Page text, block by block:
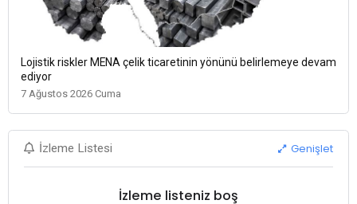
Lojistik riskler MENA çelik ticaretinin yönünü belirlemeye devam
ediyor
7 Ağustos 2026 Cuma
İzleme Listesi Genişlet
İzleme listeniz boş